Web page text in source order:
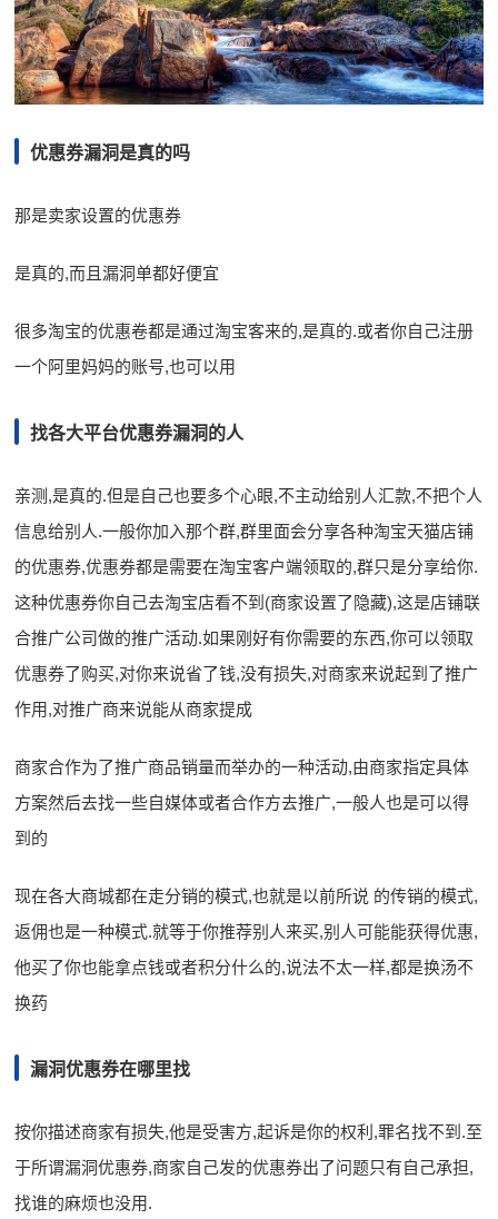
优惠券漏洞是真的吗
那是卖家设置的优惠券
是真的,而且漏洞单都好便宜
很多淘宝的优惠卷都是通过淘宝客来的,是真的.或者你自己注册
一个阿里妈妈的账号,也可以用
找各大平台优惠券漏洞的人
亲测,是真的.但是自己也要多个心眼,不主动给别人汇款,不把个人
信息给别人.一般你加入那个群,群里面会分享各种淘宝天猫店铺
的优惠券,优惠券都是需要在淘宝客户端领取的,群只是分享给你.
这种优惠券你自己去淘宝店看不到(商家设置了隐藏),这是店铺联
合推广公司做的推广活动.如果刚好有你需要的东西,你可以领取
优惠券了购买,对你来说省了钱,没有损失,对商家来说起到了推广
作用,对推广商来说能从商家提成
商家合作为了推广商品销量而举办的一种活动,由商家指定具体
方案然后去找一些自媒体或者合作方去推广,一般人也是可以得
到的
现在各大商城都在走分销的模式,也就是以前所说 的传销的模式,
返佣也是一种模式.就等于你推荐别人来买,别人可能能获得优惠,
他买了你也能拿点钱或者积分什么的,说法不太一样,都是换汤不
换药
漏洞优惠券在哪里找
按你描述商家有损失,他是受害方,起诉是你的权利,罪名找不到.至
于所谓漏洞优惠券,商家自己发的优惠券出了问题只有自己承担,
找谁的麻烦也没用.